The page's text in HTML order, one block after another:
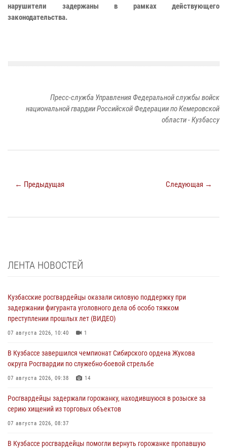
нарушители задержаны в рамках действующего
законодательства.
Пресс-служба Управления Федеральной службы войск
национальной гвардии Российской Федерации по Кемеровской
области - Кузбассу
← Предыдущая Следующая →
ЛЕНТА НОВОСТЕЙ
Кузбасские росгвардейцы оказали силовую поддержку при
задержании фигуранта уголовного дела об особо тяжком
преступлении прошлых лет (ВИДЕО)
07 августа 2026, 10:40 1
В Кузбассе завершился чемпионат Сибирского ордена Жукова
округа Росгвардии по служебно-боевой стрельбе
07 августа 2026, 09:38 14
Росгвардейцы задержали горожанку, находившуюся в розыске за
серию хищений из торговых объектов
07 августа 2026, 08:37
В Кузбассе росгвардейцы помогли вернуть горожанке пропавшую